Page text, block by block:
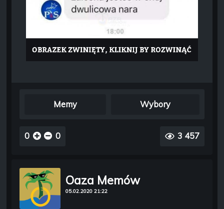
Memy Wybory
0 0 3 457
Oaza Memów
05.02.2020 21:22